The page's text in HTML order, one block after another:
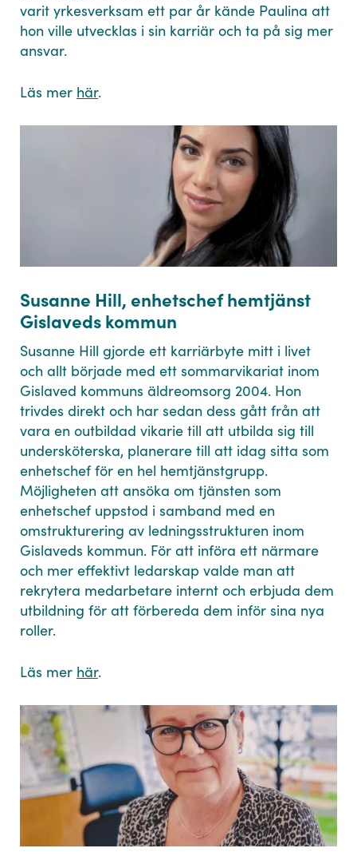
varit yrkesverksam ett par år kände Paulina att
hon ville utvecklas i sin karriär och ta på sig mer
ansvar.
Läs mer här.
Susanne Hill, enhetschef hemtjänst
Gislaveds kommun
Susanne Hill gjorde ett karriärbyte mitt i livet
och allt började med ett sommarvikariat inom
Gislaved kommuns äldreomsorg 2004. Hon
trivdes direkt och har sedan dess gått från att
vara en outbildad vikarie till att utbilda sig till
undersköterska, planerare till att idag sitta som
enhetschef för en hel hemtjänstgrupp.
Möjligheten att ansöka om tjänsten som
enhetschef uppstod i samband med en
omstrukturering av ledningsstrukturen inom
Gislaveds kommun. För att införa ett närmare
och mer effektivt ledarskap valde man att
rekrytera medarbetare internt och erbjuda dem
utbildning för att förbereda dem inför sina nya
roller.
Läs mer här.